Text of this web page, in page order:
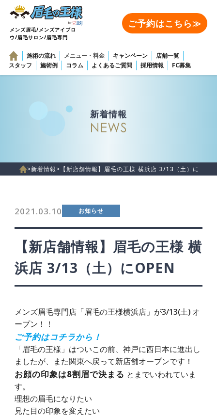
メンズ眉毛/メンズアイブロ
ウ/眉毛サロン/眉毛専門
ご予約はこちら≫
施術の流れ メニュー・料金 キャンペーン
店舗一覧
スタッフ
施術例 コラム よくあるご質問 採用情報 FC募集
新着情報
>新着情報> 【新店舗情報】眉毛の王様 横浜店 3/13（土）にOPEN
2021.03.10 お知らせ
【新店舗情報】眉毛の王様 横
浜店 3/13（土）にOPEN
メンズ眉毛専門店「眉毛の王様横浜店」が3/13(土) オ
ープン！！
ご予約はコチラから！
「眉毛の王様」はついこの前、神戸に西日本に進出し
ましたが、また関東へ戻って新店舗オープンです！
お顔の印象は8割眉で決まる とまでいわれていま
す。
理想の眉毛になりたい
見た目の印象を変えたい